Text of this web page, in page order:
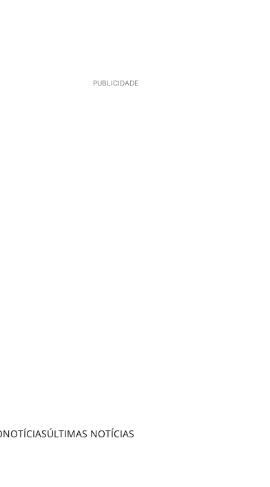
PUBLICIDADE
ÚLTIMAS NOTÍCIAS